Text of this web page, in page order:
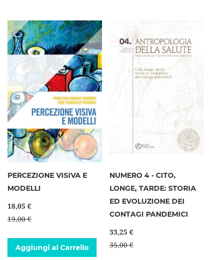
PERCEZIONE VISIVA E
MODELLI
18,05 €
19,00 €
Aggiungi al Carrello
NUMERO 4 - CITO,
LONGE, TARDE: STORIA
ED EVOLUZIONE DEI
CONTAGI PANDEMICI
33,25 €
35,00 €